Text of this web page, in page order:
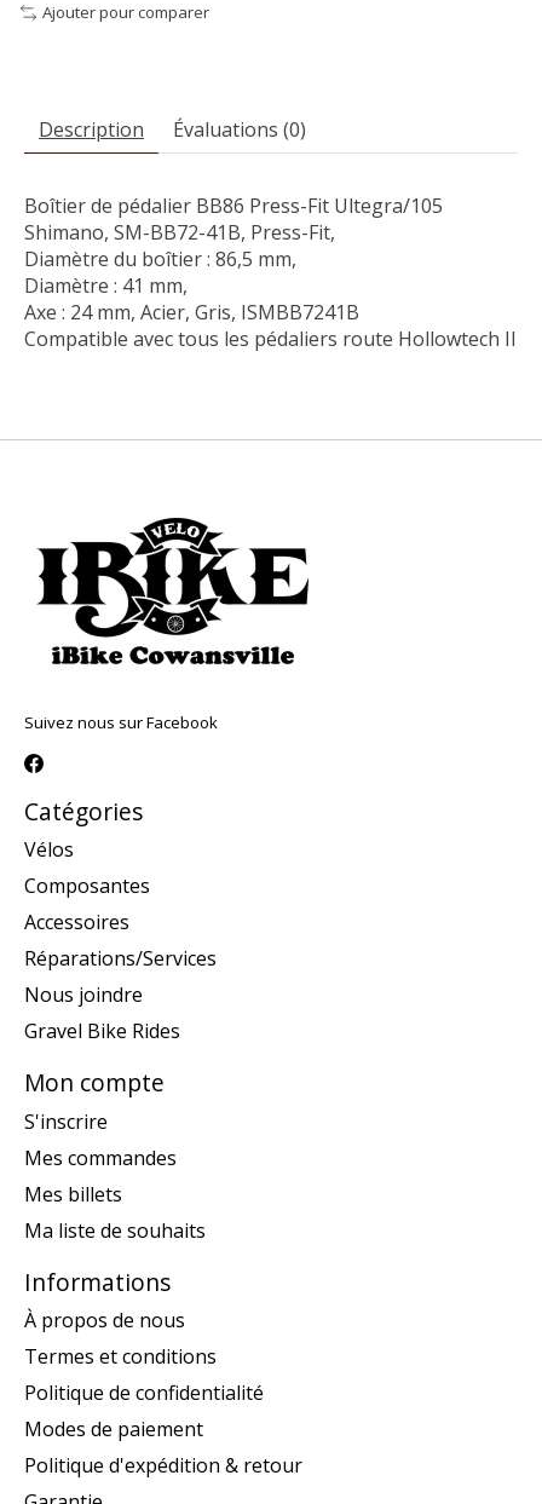
Ajouter pour comparer
Description Évaluations (0)
Boîtier de pédalier BB86 Press-Fit Ultegra/105
Shimano, SM-BB72-41B, Press-Fit,
Diamètre du boîtier : 86,5 mm,
Diamètre : 41 mm,
Axe : 24 mm, Acier, Gris, ISMBB7241B
Compatible avec tous les pédaliers route Hollowtech II
Suivez nous sur Facebook
Catégories
Vélos
Composantes
Accessoires
Réparations/Services
Nous joindre
Gravel Bike Rides
Mon compte
S'inscrire
Mes commandes
Mes billets
Ma liste de souhaits
Informations
À propos de nous
Termes et conditions
Politique de confidentialité
Modes de paiement
Politique d'expédition & retour